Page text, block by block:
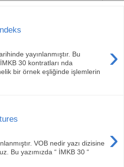
›
yayınlanmıştır. Bu
30 kontratları nda
bir örnek eşliğinde işlemlerin
›
VOB nedir yazı dizisine
Bu yazımızda “ İMKB 30 “